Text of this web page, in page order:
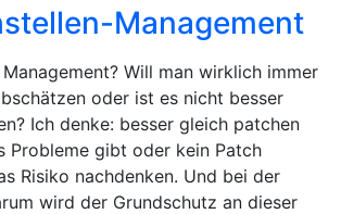
Management
Will man wirklich immer
oder ist es nicht besser
Ich denke: besser gleich patchen
Probleme gibt oder kein Patch
Risiko nachdenken. Und bei der
wird der Grundschutz an dieser